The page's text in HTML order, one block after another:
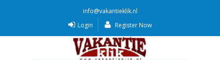
info@vakantieklik.nl
Login
Register Now